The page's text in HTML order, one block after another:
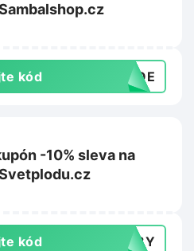
kód ANQE
-10% sleva na
kód 148Y